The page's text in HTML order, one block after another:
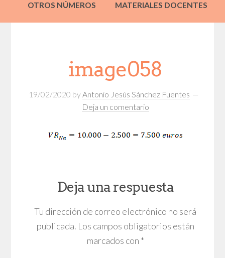
OTROS NÚMEROS MATERIALES DOCENTES
image058
19/02/2020 by Antonio Jesús Sánchez Fuentes
Deja un comentario
Deja una respuesta
Tu dirección de correo electrónico no será
publicada. Los campos obligatorios están
marcados con *